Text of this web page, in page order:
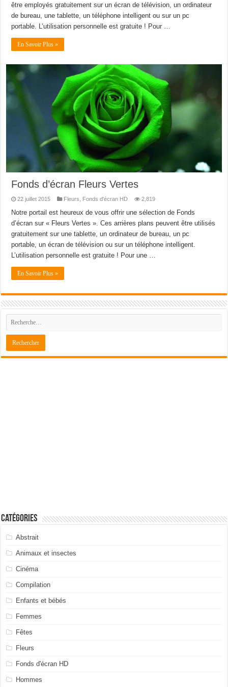
être employés gratuitement sur un écran de télévision, un ordinateur
de bureau, une tablette, un téléphone intelligent ou sur un pc
portable. L’utilisation personnelle est gratuite ! Pour …
En Savoir Plus »
Fonds d’écran Fleurs Vertes
22 juillet 2015 Fleurs Fonds d'écran HD 2,819
Notre portail est heureux de vous offrir une sélection de Fonds
d’écran sur « Fleurs Vertes ». Ces arrières plans peuvent être utilisés
gratuitement sur une tablette, un ordinateur de bureau, un pc
portable, un écran de télévision ou sur un téléphone intelligent.
L’utilisation personnelle est gratuite ! Pour une …
En Savoir Plus »
Catégories
Abstrait
Animaux et insectes
Cinéma
Compilation
Enfants et bébés
Femmes
Fêtes
Fleurs
Fonds d'écran HD
Hommes